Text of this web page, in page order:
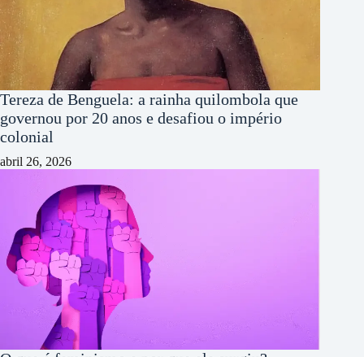
Tereza de Benguela: a rainha quilombola que
governou por 20 anos e desafiou o império
colonial
abril 26, 2026